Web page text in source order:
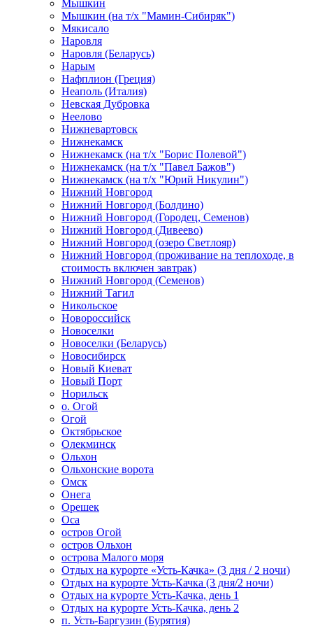
Мышкин
Мышкин (на т/х "Мамин-Сибиряк")
Мякисало
Наровля
Наровля (Беларусь)
Нарым
Нафплион (Греция)
Неаполь (Италия)
Невская Дубровка
Неелово
Нижневартовск
Нижнекамск
Нижнекамск (на т/х "Борис Полевой")
Нижнекамск (на т/х "Павел Бажов")
Нижнекамск (на т/х "Юрий Никулин")
Нижний Новгород
Нижний Новгород (Болдино)
Нижний Новгород (Городец, Семенов)
Нижний Новгород (Дивеево)
Нижний Новгород (озеро Светлояр)
Нижний Новгород (проживание на теплоходе, в
стоимость включен завтрак)
Нижний Новгород (Семенов)
Нижний Тагил
Никольское
Новороссийск
Новоселки
Новоселки (Беларусь)
Новосибирск
Новый Киеват
Новый Порт
Норильск
о. Огой
Огой
Октябрьское
Олекминск
Ольхон
Ольхонские ворота
Омск
Онега
Орешек
Оса
остров Огой
остров Ольхон
острова Малого моря
Отдых на курорте «Усть-Качка» (3 дня / 2 ночи)
Отдых на курорте Усть-Качка (3 дня/2 ночи)
Отдых на курорте Усть-Качка, день 1
Отдых на курорте Усть-Качка, день 2
п. Усть-Баргузин (Бурятия)